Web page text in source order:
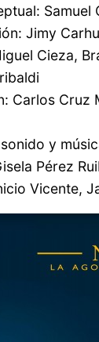
Samuel
Jimy
Cieza,
Carlos Cruz
y
Pérez
Vicente,